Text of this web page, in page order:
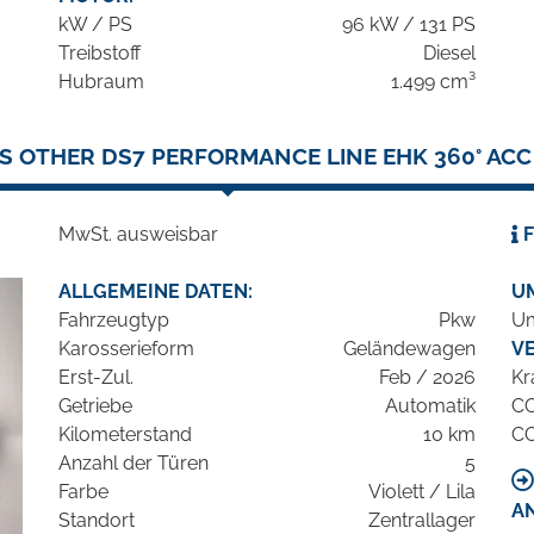
kW / PS
96 kW / 131 PS
Treibstoff
Diesel
Hubraum
1.499 cm³
OTHER DS7 PERFORMANCE LINE EHK 360°
MwSt. ausweisbar
ALLGEMEINE DATEN:
Fahrzeugtyp
Pkw
Karosserieform
Geländewagen
Erst-Zul.
Feb / 2026
Getriebe
Automatik
Kilometerstand
10 km
Anzahl der Türen
5
Farbe
Violett / Lila
Standort
Zentrallager